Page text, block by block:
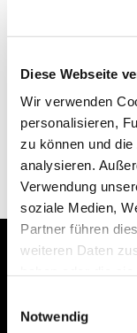
Diese Webseite
Wir verwenden
personalisieren,
zu können und
analysieren.
Verwendung
soziale Medien,
Partner führen
weiteren Daten
Notwendig